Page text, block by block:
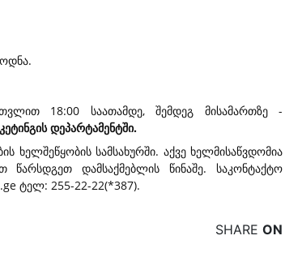
18:00 საათამდე, შემდეგ მისამართზე -
დეპარტამენტში.
ხელშეწყობის სამსახურში. აქვე ხელმისაწვდომია
დამსაქმებლის წინაშე. საკონტაქტო
ტელ: 255-22-22(*387).
SHARE ON